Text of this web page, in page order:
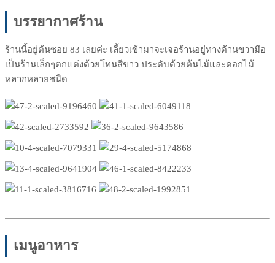
บรรยากาศร้าน
ร้านนี้อยู่ต้นซอย 83 เลยค่ะ เลี้ยวเข้ามาจะเจอร้านอยู่ทางด้านขวามือ
เป็นร้านเล็กๆตกแต่งด้วยโทนสีขาว ประดับด้วยต้นไม้และดอกไม้
หลากหลายชนิด
เมนูอาหาร